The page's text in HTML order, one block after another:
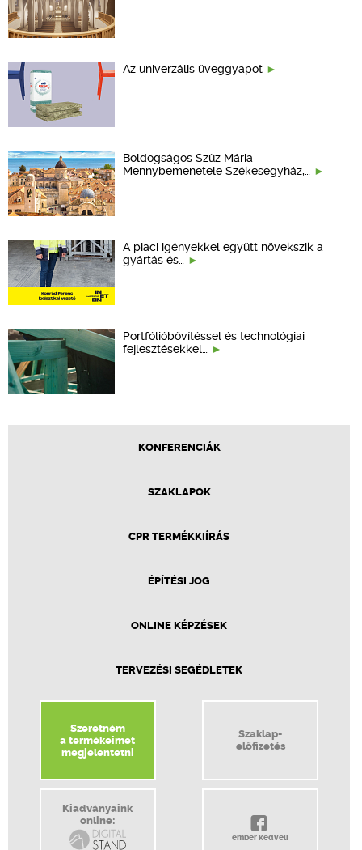
Az univerzális üveggyapot
Boldogságos Szűz Mária
Mennybemenetele Székesegyház,…
A piaci igényekkel együtt növekszik a
gyártás és…
Portfólióbővítéssel és technológiai
fejlesztésekkel…
KONFERENCIÁK
SZAKLAPOK
CPR TERMÉKKIÍRÁS
ÉPÍTÉSI JOG
ONLINE KÉPZÉSEK
TERVEZÉSI SEGÉDLETEK
Szeretném
a termékeimet
megjelentetni
Szaklap-
előfizetés
Kiadványaink
online:
ember kedveli